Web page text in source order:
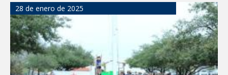
CARMEN LILIA CANTUROSAS
CONSOLIDA A NUEVO LAREDO COMO
REFERENTE DE ENERGÍA LIMPIA EN
Destacó Alcalde Carlos Peña Ortiz
respuesta inmediata de servicios
municipales ante tormenta
28 de enero de 2025